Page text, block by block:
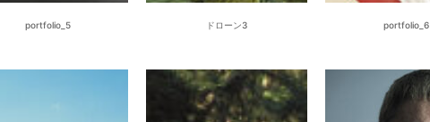
portfolio_5 ドローン3 portfolio_6